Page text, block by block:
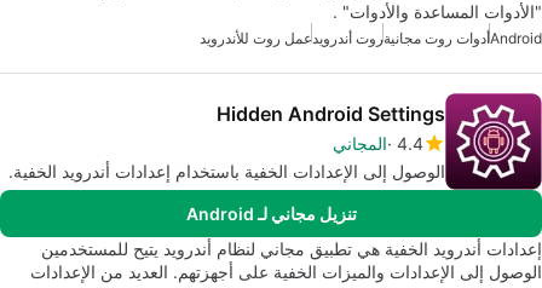
"الأدوات المساعدة والأدوات" .
Androidأدوات روت مجانيةروت أندرويدعمل روت للأندرويد
Hidden Android Settings
4.4 المجاني
الوصول إلى الإعدادات الخفية باستخدام إعدادات أندرويد الخفية.
تنزيل مجاني لـ Android
إعدادات أندرويد الخفية هي تطبيق مجاني لنظام أندرويد يتيح للمستخدمين
الوصول إلى الإعدادات والميزات الخفية على أجهزتهم. العديد من الإعدادات